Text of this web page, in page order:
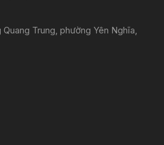
Trung, phường Yên Nghĩa,